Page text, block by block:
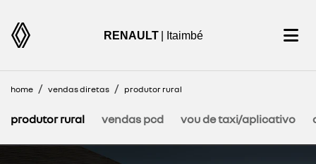
RENAULT | Itaimbé
home vendas diretas produtor rural
vendas pcd vou de taxi/aplicativo
produtor rural